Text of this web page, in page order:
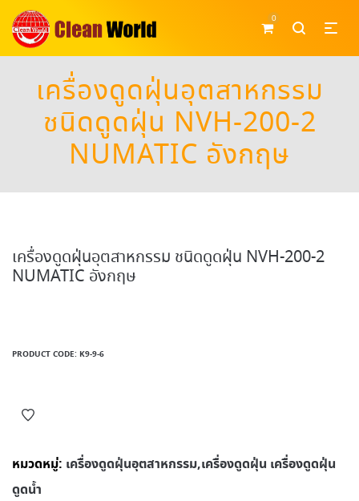
0
เครื่องดูดฝุ่นอุตสาหกรรม
ชนิดดูดฝุ่น NVH-200-2
NUMATIC อังกฤษ
เครื่องดูดฝุ่นอุตสาหกรรม ชนิดดูดฝุ่น NVH-200-2
NUMATIC อังกฤษ
PRODUCT CODE: K9-9-6
หมวดหมู่: เครื่องดูดฝุ่นอุตสาหกรรม,เครื่องดูดฝุ่น เครื่องดูดฝุ่น
ดูดน้ำ